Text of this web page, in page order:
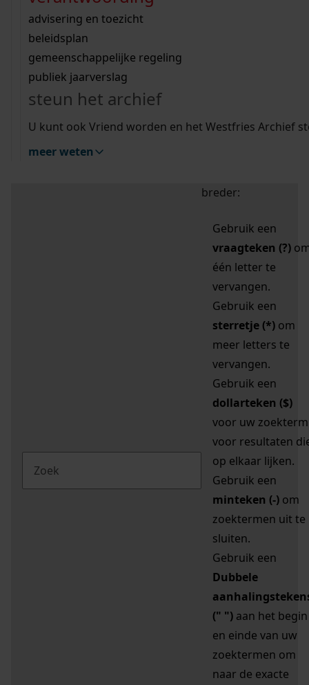
bouwvergunningen
omgevingsvergunningen
vergunningen
beeld en geluid
uitleg nodig?
Wij helpen u op weg met een aantal zoektips.
bekijk alle zoektips
Wij helpen u op weg met een aantal zoektips.
bekijk alle zoektips
bekijk ons geschiedenislokaal
advisering en toezicht
beleidsplan
gemeenschappelijke regeling
publiek jaarverslag
steun het archief
U kunt ook Vriend worden en het Westfries Archief
meer weten
zoektips
Mijn Studiezaal (inloggen)
uw zoekopdracht te
breder:
Gebruik een
vraagteken (?)
één letter te
vervangen.
Gebruik een
sterretje (*) om
meer letters te
vervangen.
Gebruik een
dollarteken ($)
voor uw zoekterm
voor resultaten
op elkaar lijken.
Gebruik een
minteken (-) om
zoektermen uit te
sluiten.
Gebruik een
Dubbele
(" ") aan het begin
en einde van uw
zoektermen om
naar de exacte